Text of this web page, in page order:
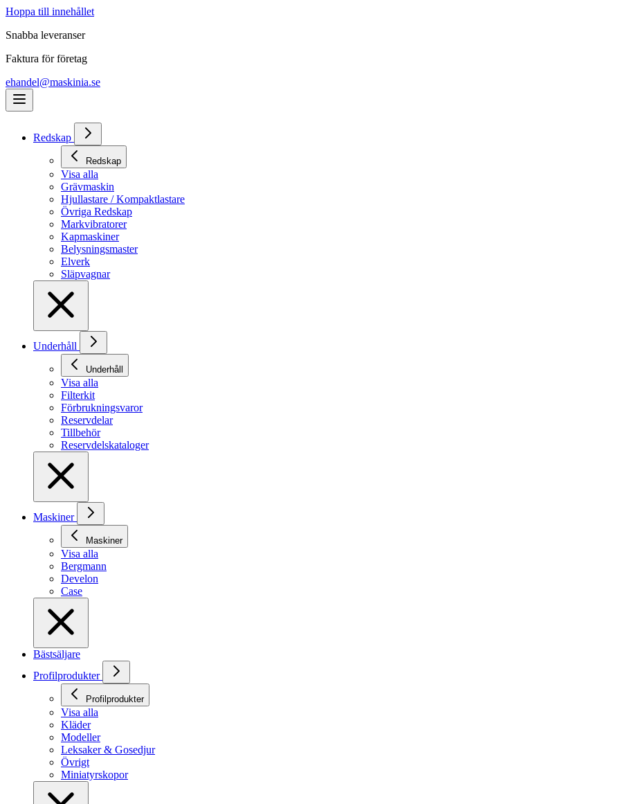
Hoppa till innehållet
Snabba leveranser
Faktura för företag
ehandel@maskinia.se
Redskap
Redskap
Visa alla
Grävmaskin
Hjullastare / Kompaktlastare
Övriga Redskap
Markvibratorer
Kapmaskiner
Belysningsmaster
Elverk
Släpvagnar
Underhåll
Underhåll
Visa alla
Filterkit
Förbrukningsvaror
Reservdelar
Tillbehör
Reservdelskataloger
Maskiner
Maskiner
Visa alla
Bergmann
Develon
Case
Bästsäljare
Profilprodukter
Profilprodukter
Visa alla
Kläder
Modeller
Leksaker & Gosedjur
Övrigt
Miniatyrskopor